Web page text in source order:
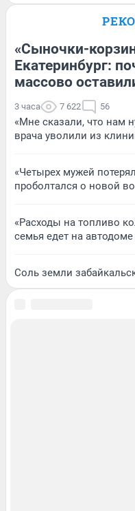
«Сыночки-
Екатеринбург:
массово
3 часа 7 622 56
«Мне сказали, что нам
врача уволили из
«Четырех мужей
проболтался о новой
«Расходы на топливо
семья едет на
Соль земли